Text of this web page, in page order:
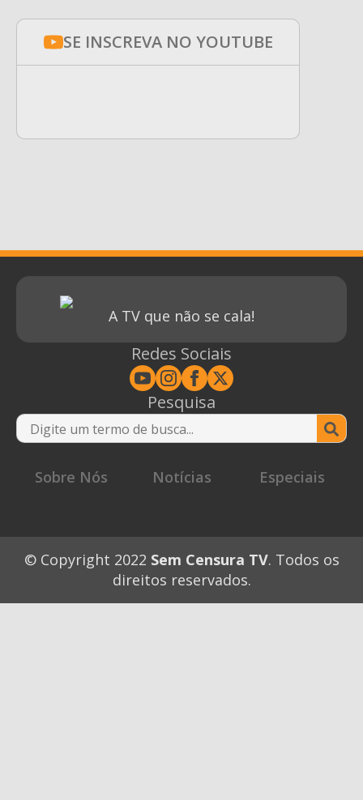
SE INSCREVA NO YOUTUBE
A TV que não se cala!
Redes Sociais
Pesquisa
Sobre Nós
Notícias Especiais
© Copyright 2022 Sem Censura TV. Todos os
direitos reservados.